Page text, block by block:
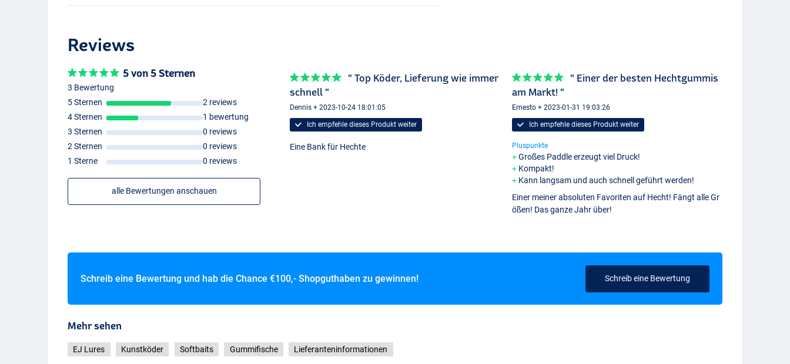
Reviews
5 von 5 Sternen
3 Bewertung
5 Sternen
2 reviews
4 Sternen
1 bewertung
3 Sternen
0 reviews
2 Sternen
0 reviews
1 Sterne
0 reviews
alle Bewertungen anschauen
" Top Köder, Lieferung wie immer
schnell "
Dennis + 2023-10-24 18:01:05
Ich empfehle dieses Produkt weiter
Eine Bank für Hechte
" Einer der besten Hechtgummis
am Markt! "
Ernesto + 2023-01-31 19:03:26
Ich empfehle dieses Produkt weiter
Pluspunkte
Großes Paddle erzeugt viel Druck!
Kompakt!
Kann langsam und auch schnell geführt werden!
Einer meiner absoluten Favoriten auf Hecht! Fängt alle Gr
ößen! Das ganze Jahr über!
Schreib eine Bewertung und hab die Chance €100,- Shopguthaben zu gewinnen! Schreib eine Bewertung
Mehr sehen
EJ Lures Kunstköder Softbaits Gummifische Lieferanteninformationen